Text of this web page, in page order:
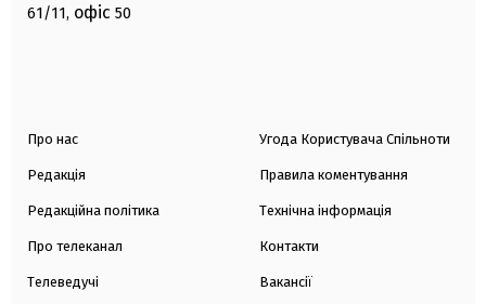
61/11, офіс 50
Про нас
Редакція
Редакційна політика
Про телеканал
Телеведучі
Угода Користувача Спільноти
Правила коментування
Технічна інформація
Контакти
Вакансії